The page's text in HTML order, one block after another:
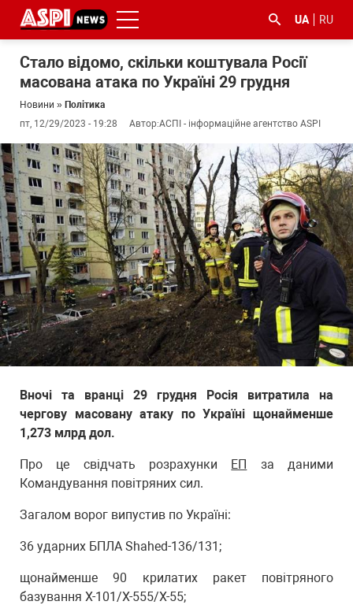
UA RU
Стало відомо, скільки коштувала Росії
масована атака по Україні 29 грудня
Новини » Політика
пт, 12/29/2023 - 19:28
Автор:АСПІ - інформаційне агентство ASPI
Вночі та вранці 29 грудня Росія витратила на
чергову масовану атаку по Україні щонайменше
1,273 млрд дол.
Про це свідчать розрахунки ЕП за даними
Командування повітряних сил.
Загалом ворог випустив по Україні:
36 ударних БПЛА Shahed-136/131;
щонайменше 90 крилатих ракет повітряного
базування Х-101/Х-555/Х-55;
#ООС
#боротьба
з
корупцією
#ДФС #Київ #коронавірус